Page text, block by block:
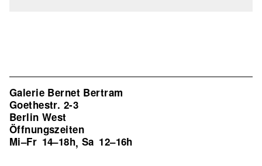
Galerie Bernet Bertram
Goethestr. 2-3
Berlin West
Öffnungszeiten
Mi–Fr 14–18h, Sa 12–16h